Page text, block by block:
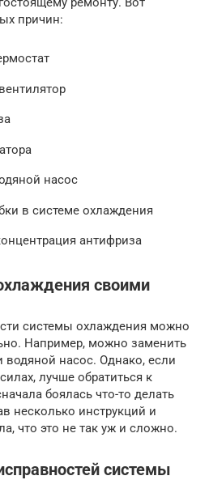
причин:
насос
в системе охлаждения
антифриза
своими
системы охлаждения можно
Например, можно заменить
водяной насос. Однако, если
лучше обратиться к
боялась что-то делать
несколько инструкций и
что это не так уж и сложно.
системы